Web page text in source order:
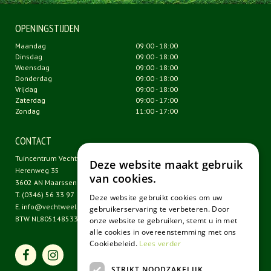
OPENINGSTIJDEN
Maandag
09:00 - 18:00
Dinsdag
09:00 - 18:00
Woensdag
09:00 - 18:00
Donderdag
09:00 - 18:00
Vrijdag
09:00 - 18:00
Zaterdag
09:00 - 17:00
Zondag
11:00 - 17:00
CONTACT
Tuincentrum Vechtweelde
Herenweg 35
3602 AN Maarssen
T. (0346) 56 33 97
E. info@vechtweelde.nl
BTW NL805148533B01
Deze website maakt gebruik
van cookies.
Deze website gebruikt cookies om uw
gebruikerservaring te verbeteren. Door
onze website te gebruiken, stemt u in met
alle cookies in overeenstemming met ons
Cookiebeleid. Lees verder